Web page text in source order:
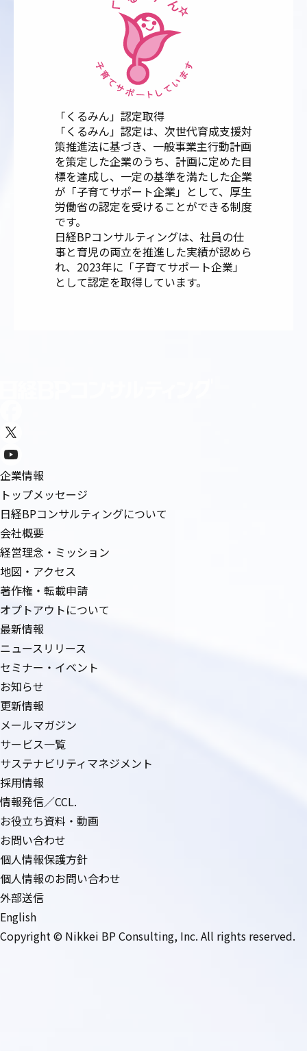
「くるみん」認定取得
「くるみん」認定は、次世代育成支援対
策推進法に基づき、一般事業主行動計画
を策定した企業のうち、計画に定めた目
標を達成し、一定の基準を満たした企業
が「子育てサポート企業」として、厚⽣
労働省の認定を受けることができる制度
です。
日経BPコンサルティングは、社員の仕
事と育児の両⽴を推進した実績が認めら
れ、2023年に「⼦育てサポート企業」
として認定を取得しています。
企業情報
トップメッセージ
日経BPコンサルティングについて
会社概要
経営理念・ミッション
地図・アクセス
著作権・転載申請
オプトアウトについて
最新情報
ニュースリリース
セミナー・イベント
お知らせ
更新情報
メールマガジン
サービス一覧
サステナビリティマネジメント
採用情報
情報発信／CCL.
お役立ち資料・動画
お問い合わせ
個人情報保護方針
個人情報のお問い合わせ
外部送信
English
Copyright © Nikkei BP Consulting, Inc. All rights reserved.